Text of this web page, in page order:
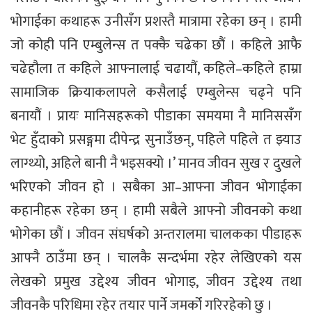
भोगाईका कथाहरू उनीसँग प्रशस्तै मात्रामा रहेका छन् । हामी
जो कोही पनि एम्बुलेन्स त पक्कै चढेका छौं । कहिले आफै
चढेहौला त कहिले आफ्नालाई चढायौं, कहिले–कहिले हाम्रा
सामाजिक क्रियाकलापले कसैलाई एम्बुलेन्स चढ्ने पनि
बनायौं । प्रायः मानिसहरूको पीडाका समयमा नै मानिससँग
भेट हुँदाको प्रसङ्गमा दीपेन्द्र सुनाउँछन्, पहिले पहिले त झ्याउ
लाग्थ्यो, अहिले बानी नै भइसक्यो ।’ मानव जीवन सुख र दुखले
भरिएको जीवन हो । सबैका आ–आफ्ना जीवन भोगाईका
कहानीहरू रहेका छन् । हामी सबैले आफ्नो जीवनको कथा
भोगेका छौं । जीवन संघर्षको अन्तरालमा चालकका पीडाहरू
आफ्नै ठाउँमा छन् । चालकै सन्दर्भमा रहेर लेखिएको यस
लेखको प्रमुख उद्देश्य जीवन भोगाइ, जीवन उद्देश्य तथा
जीवनकै परिधिमा रहेर तयार पार्ने जमर्को गरिरहेको छु ।